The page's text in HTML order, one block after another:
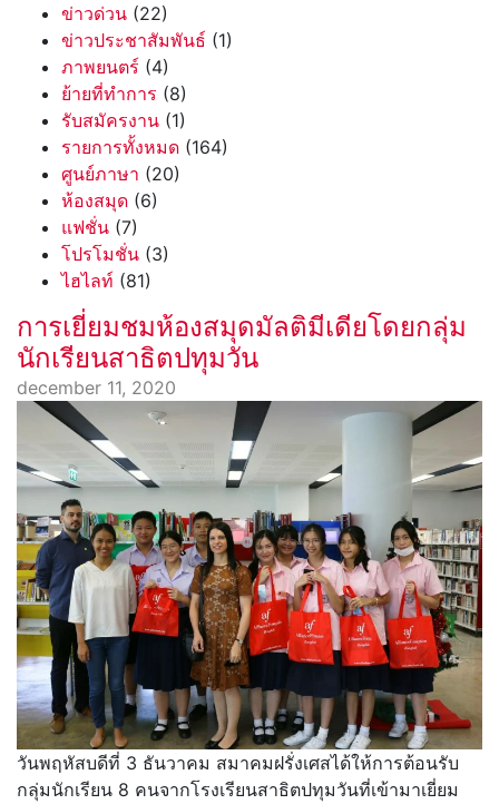
ข่าวด่วน (22)
ข่าวประชาสัมพันธ์ (1)
ภาพยนตร์ (4)
ย้ายที่ทำการ (8)
รับสมัครงาน (1)
รายการทั้งหมด (164)
ศูนย์ภาษา (20)
ห้องสมุด (6)
แฟชั่น (7)
โปรโมชั่น (3)
ไฮไลท์ (81)
การเยี่ยมชมห้องสมุดมัลติมีเดียโดยกลุ่ม
นักเรียนสาธิตปทุมวัน
december 11, 2020
วันพฤหัสบดีที่ 3 ธันวาคม สมาคมฝรั่งเศสได้ให้การต้อนรับ
กลุ่มนักเรียน 8 คนจากโรงเรียนสาธิตปทุมวันที่เข้ามาเยี่ยม